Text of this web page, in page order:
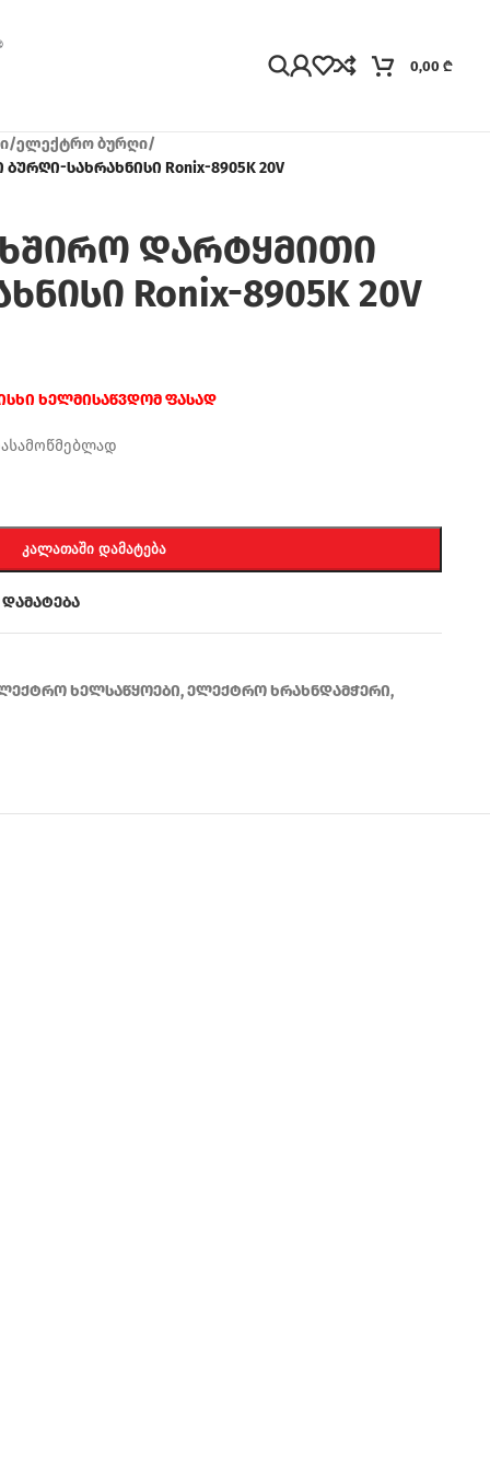
0,00 ₾
/ელექტრო ბურღი/
სახრახნისი Ronix-8905K 20V
დარტყმითი
Ronix-8905K 20V
ხელმისაწვდომ ფასად
ᲙᲐᲚᲐᲗᲐᲨᲘ ᲓᲐᲛᲐᲢᲔᲑᲐ
ხელსაწყოები,ელექტრო ხრახნდამჭერი,